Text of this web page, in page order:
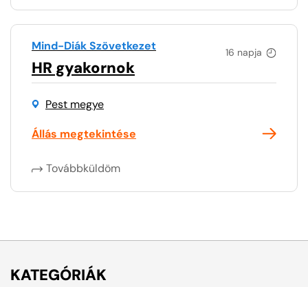
16 napja
Mind-Diák Szövetkezet
HR gyakornok
Pest megye
Állás megtekintése
Továbbküldöm
KATEGÓRIÁK